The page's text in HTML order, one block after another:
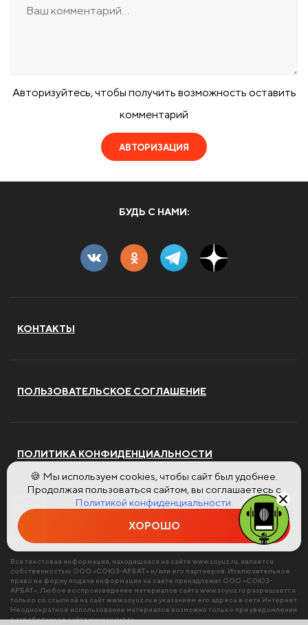
Авторизуйтесь, чтобы получить возможность оставить
комментарий
АВТОРИЗАЦИЯ
БУДЬ С НАМИ:
КОНТАКТЫ
ПОЛЬЗОВАТЕЛЬСКОЕ СОГЛАШЕНИЕ
ПОЛИТИКА КОНФИДЕНЦИАЛЬНОСТИ
Вся текстовая информация, находящаяся на сайте www.soyuz.ru , является
собственностью ООО «СОЮЗ-АРБАТ» и/или его партнеров. Исключительное
право на форму подачи информации на сайте принадлежит ООО «СОЮЗ-
АРБАТ». Любое воспроизведение материалов сайта www.soyuz.ru разрешается
только со ссылкой на сайтwww.soyuz.ru и указанием его адреса в сети Интернет.
Неоднократное использование материалов возможно только при уведомлении
разработчиков сайтаwww.soyuz.ru.
🍪 Мы используем cookies, чтобы сайт был удобнее.
Продолжая пользоваться сайтом, вы соглашаетесь с
Политикой конфиденциальности.
ХОРОШО